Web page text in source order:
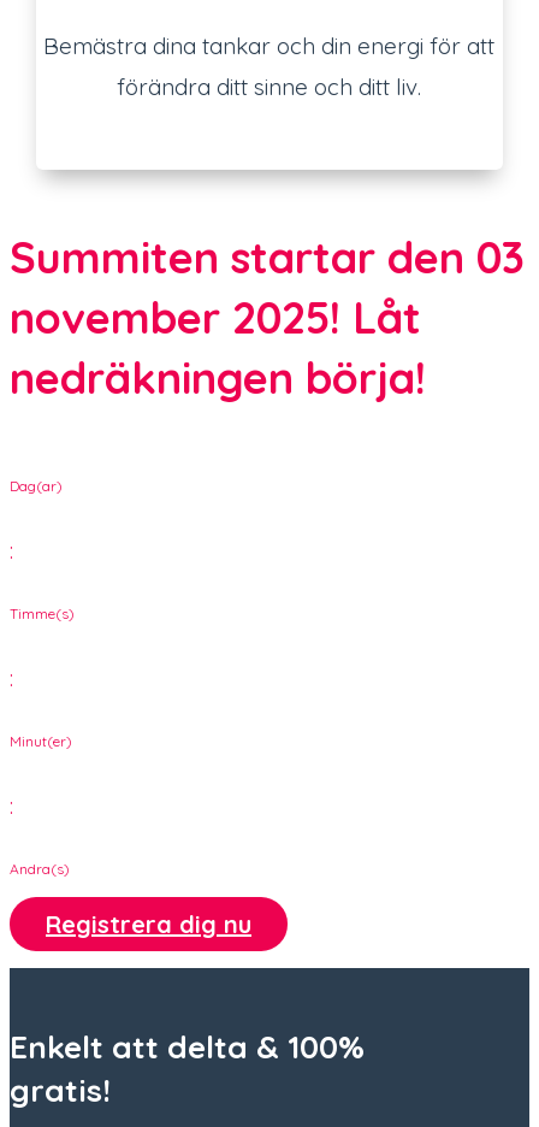
Bemästra dina tankar och din energi för att
förändra ditt sinne och ditt liv.
Summiten startar den 03
november 2025! Låt
nedräkningen börja!
Dag(ar)
:
Timme(s)
:
Minut(er)
:
Andra(s)
Registrera dig nu
Enkelt att delta & 100%
gratis!